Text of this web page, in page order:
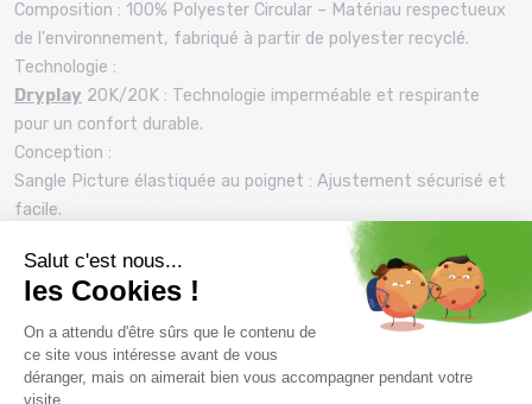
Composition : 100% Polyester Circular – Matériau respectueux
de l'environnement, fabriqué à partir de polyester recyclé.
Technologie :
Dryplay 20K/20K : Technologie imperméable et respirante
pour un confort durable.
Conception :
Sangle Picture élastiquée au poignet : Ajustement sécurisé et
facile.
Poignets ajustables par velcro : Pour une personnalisation
optimale du fit.
Paumes en cuir : Renforcent la durabilité et l'adhérence, même
dans des conditions froides et humides.
Doublure aux 5 doigts : Pour une chaleur et une mobilité
accrues, permettant une dextérité maximale.